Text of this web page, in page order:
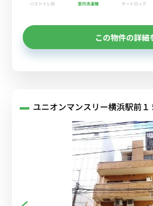
バストイレ別 室内洗濯機 オートロック
この物件の詳細
ユニオンマンスリー横浜駅前